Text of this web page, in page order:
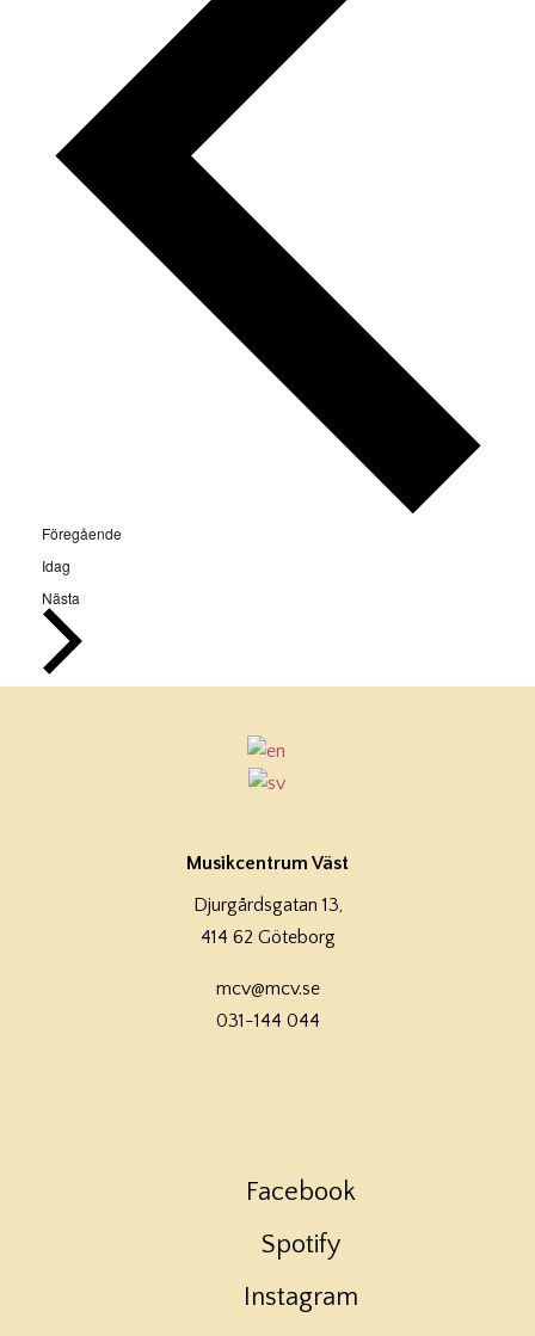
Föregående
Idag
Nästa
Musikcentrum Väst
Djurgårdsgatan 13,
414 62 Göteborg
mcv@mcv.se
031-144 044
Facebook
Spotify
Instagram